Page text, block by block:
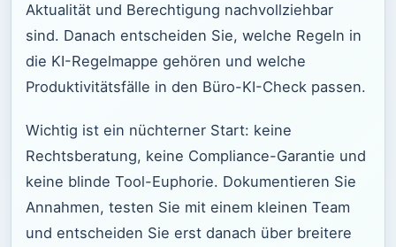
Aktualität und Berechtigung nachvollziehbar
sind. Danach entscheiden Sie, welche Regeln in
die KI-Regelmappe gehören und welche
Produktivitätsfälle in den Büro-KI-Check passen.
Wichtig ist ein nüchterner Start: keine
Rechtsberatung, keine Compliance-Garantie und
keine blinde Tool-Euphorie. Dokumentieren Sie
Annahmen, testen Sie mit einem kleinen Team
und entscheiden Sie erst danach über breitere